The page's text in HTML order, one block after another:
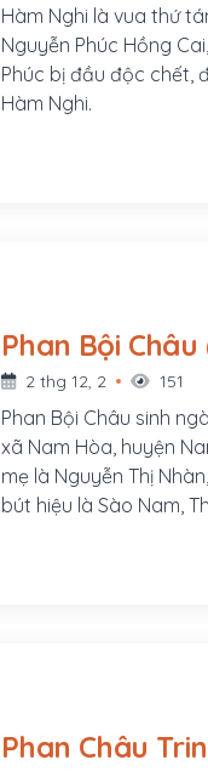
Hàm Nghi là vua thứ
Nguyễn Phúc Hồng
Phúc bị đầu độc chết,
Hàm Nghi.
2 thg 12, 2 151
Phan Bội Châu sinh
xã Nam Hòa, huyện
mẹ là Nguyễn Thị
bút hiệu là Sào Nam,